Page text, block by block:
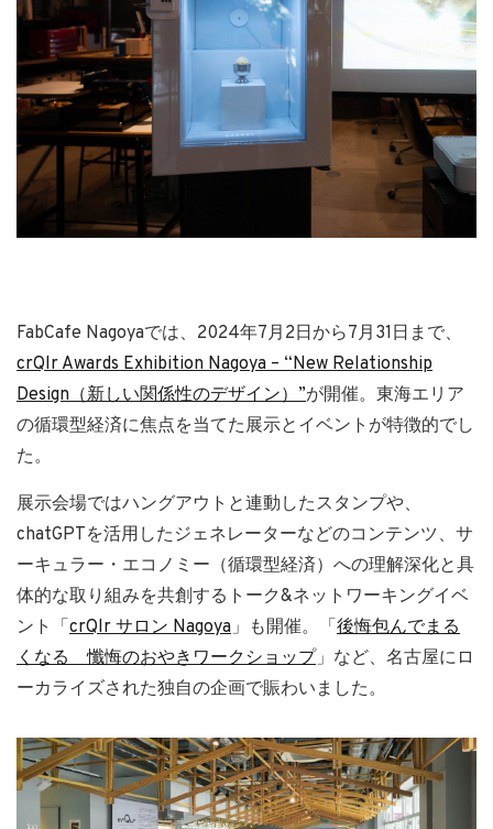
FabCafe Nagoyaでは、2024年7月2日から7月31日まで、
crQlr Awards Exhibition Nagoya – “New Relationship
Design（新しい関係性のデザイン）”が開催。東海エリア
の循環型経済に焦点を当てた展示とイベントが特徴的でし
た。
展示会場ではハングアウトと連動したスタンプや、
chatGPTを活用したジェネレーターなどのコンテンツ、サ
ーキュラー・エコノミー（循環型経済）への理解深化と具
体的な取り組みを共創するトーク&ネットワーキングイベ
ント「 crQlr サロン Nagoya 」も開催。「 後悔包んでまる
くなる 懺悔のおやきワークショップ」など、名古屋にロ
ーカライズされた独自の企画で賑わいました。